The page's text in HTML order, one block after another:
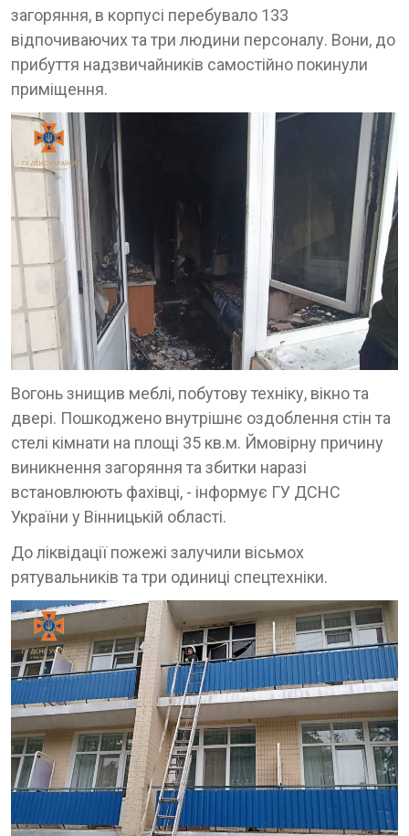
загоряння, в корпусі перебувало 133
відпочиваючих та три людини персоналу. Вони, до
прибуття надзвичайників самостійно покинули
приміщення.
Вогонь знищив меблі, побутову техніку, вікно та
двері. Пошкоджено внутрішнє оздоблення стін та
стелі кімнати на площі 35 кв.м. Ймовірну причину
виникнення загоряння та збитки наразі
встановлюють фахівці, - інформує ГУ ДСНС
України у Вінницькій області.
До ліквідації пожежі залучили вісьмох
рятувальників та три одиниці спецтехніки.